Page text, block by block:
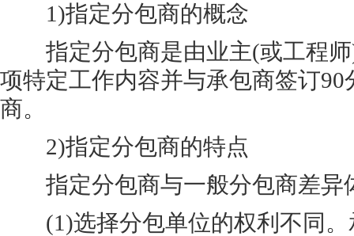
1)指定分包商的概念
指定分包商是由业主(或工程师
项特定工作内容并与承包商签订
商。
2)指定分包商的特点
指定分包商与一般分包商差异
(1)选择分包单位的权利不同。